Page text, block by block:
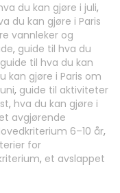
du kan gjøre i juli,
du kan gjøre i Paris
vannleker og
, guide til hva du
guide til hva du kan
kan gjøre i Paris om
, guide til aktiviteter
, hva du kan gjøre i
et avgjørende
6–10 år,
for
, et avslappet